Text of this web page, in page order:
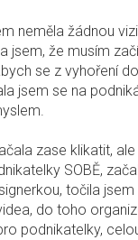
neměla žádnou
jsem, že musím
se z vyhoření
jsem se na
zase klikatit, ale
SOBĚ,
točila jsem
do toho
podnikatelky,